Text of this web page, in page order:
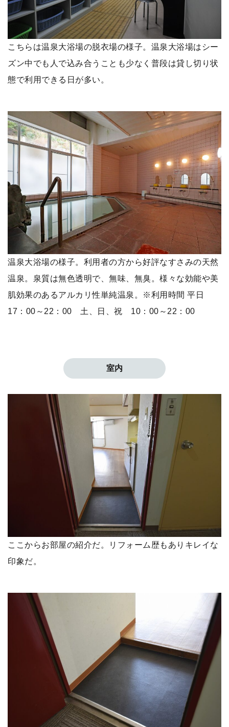
こちらは温泉大浴場の脱衣場の様子。温泉大浴場はシー
ズン中でも人で込み合うことも少なく普段は貸し切り状
態で利用できる日が多い。
温泉大浴場の様子。利用者の方から好評なすさみの天然
温泉。泉質は無色透明で、無味、無臭。様々な効能や美
肌効果のあるアルカリ性単純温泉。※利用時間 平日
17：00～22：00 土、日、祝 10：00～22：00
室内
ここからお部屋の紹介だ。リフォーム歴もありキレイな
印象だ。